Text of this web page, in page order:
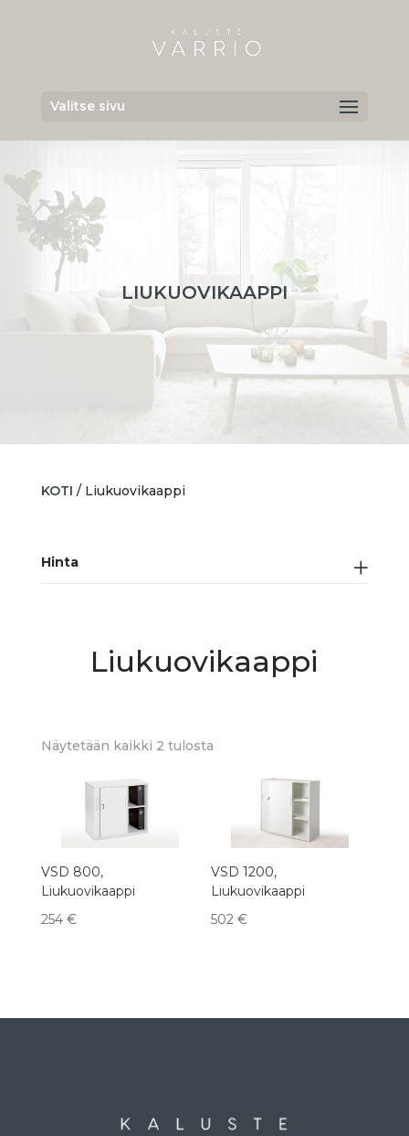
Valitse sivu
LIUKUOVIKAAPPI
KOTI / Liukuovikaappi
Hinta
Liukuovikaappi
Näytetään kaikki 2 tulostaSorted
VSD 800,
Liukuovikaappi
254 €
VSD 1200,
Liukuovikaappi
502€